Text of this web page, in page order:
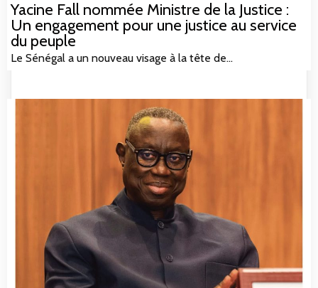
Yacine Fall nommée Ministre de la Justice :
Un engagement pour une justice au service
du peuple
Le Sénégal a un nouveau visage à la tête de…